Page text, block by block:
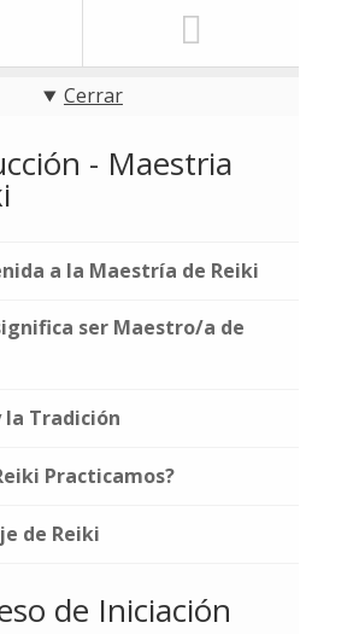
Cerrar
- Maestria
a la Maestría de Reiki
ser Maestro/a de
la Tradición
Practicamos?
de Reiki
de Iniciación